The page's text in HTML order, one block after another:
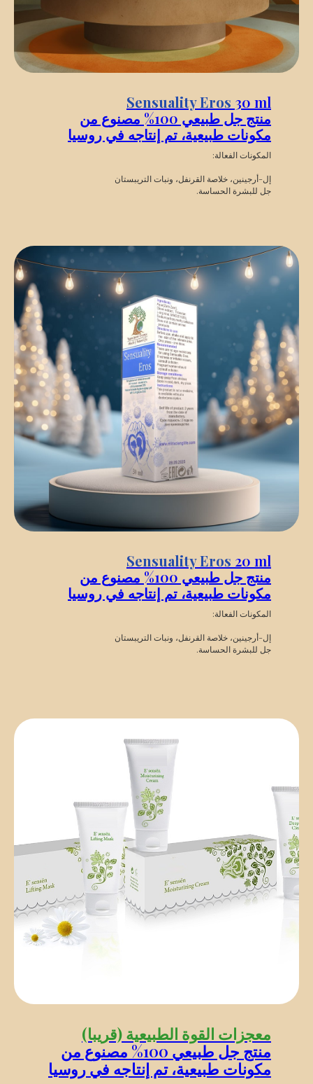
Sensuality Eros 30 ml
منتج جل طبيعي 100% مصنوع من
مكونات طبيعية، تم إنتاجه في روسيا
المكونات الفعالة:
إل-أرجينين، خلاصة القرنفل، ونبات التريبستان
جل للبشرة الحساسة.
Sensuality Eros 20 ml
منتج جل طبيعي 100% مصنوع من
مكونات طبيعية، تم إنتاجه في روسيا
المكونات الفعالة:
إل-أرجينين، خلاصة القرنفل، ونبات التريبستان
جل للبشرة الحساسة.
معجزات القوة الطبيعية (قريبا)
منتج جل طبيعي 100% مصنوع من
مكونات طبيعية، تم إنتاجه في روسيا